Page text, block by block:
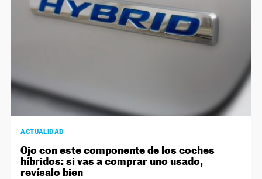
ACTUALIDAD
Ojo con este componente de los coches
híbridos: si vas a comprar uno usado,
revísalo bien